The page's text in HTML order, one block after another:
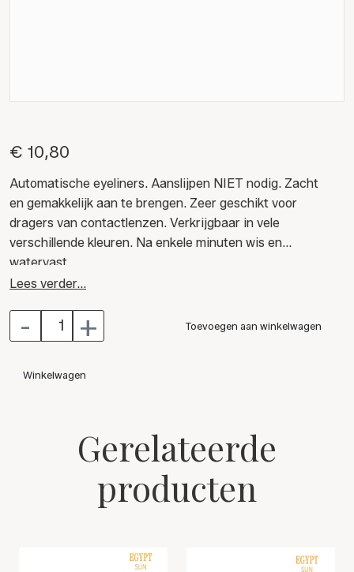
€ 10,80
Automatische eyeliners. Aanslijpen NIET nodig. Zacht
en gemakkelijk aan te brengen. Zeer geschikt voor
dragers van contactlenzen. Verkrijgbaar in vele
verschillende kleuren. Na enkele minuten wis en
watervast.
minerale olie, bevatten natuurlijk Bisabolol en
Provitamine E.
Lees verder...
- + Toevoegen aan winkelwagen
Winkelwagen
Gerelateerde
producten